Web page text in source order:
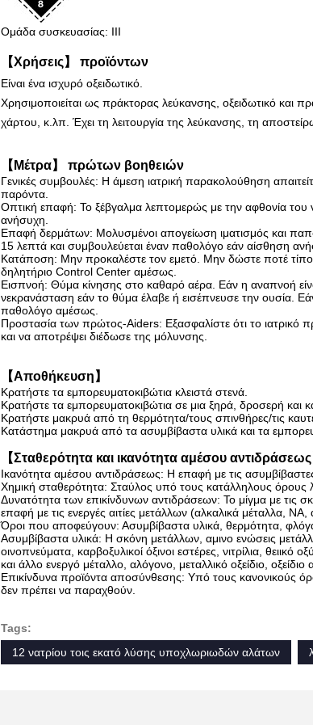
Ομάδα συσκευασίας: ΙΙΙ
【Χρήσεις】 προϊόντων
Είναι ένα ισχυρό οξειδωτικό.
Χρησιμοποιείται ως πράκτορας λεύκανσης, οξειδωτικό και
χάρτου, κ.λπ. Έχει τη λειτουργία της λεύκανσης, τη
【Μέτρα】 πρώτων βοηθειών
Γενικές συμβουλές: Η άμεση ιατρική παρακολούθηση
παρόντα.
Οπτική επαφή: Το ξέβγαλμα λεπτομερώς με την αφθονία του
ανήσυχη.
Επαφή δερμάτων: Μολυσμένοι απογείωση ιματισμός και
15 λεπτά και συμβουλεύεται έναν παθολόγο εάν αίσθηση
Κατάποση: Μην προκαλέστε τον εμετό. Μην δώστε ποτέ
δηλητήριο Control Center αμέσως.
Εισπνοή: Θύμα κίνησης στο καθαρό αέρα. Εάν η αναπνοή
νεκρανάσταση εάν το θύμα έλαβε ή εισέπνευσε την ουσία.
παθολόγο αμέσως.
Προστασία των πρώτος-Aiders: Εξασφαλίστε ότι το ιατρικό
και να αποτρέψει διέδωσε της μόλυνσης.
【Αποθήκευση】
Κρατήστε τα εμπορευματοκιβώτια κλειστά στενά.
Κρατήστε τα εμπορευματοκιβώτια σε μια ξηρά, δροσερή και
Κρατήστε μακρυά από τη θερμότητα/τους σπινθήρες/τις
Κατάστημα μακρυά από τα ασυμβίβαστα υλικά και τα
【Σταθερότητα και ικανότητα αμέσου αντιδράσεως
Ικανότητα αμέσου αντιδράσεως: Η επαφή με τις
Χημική σταθερότητα: Σταύλος υπό τους κατάλληλους όρους
Δυνατότητα των επικίνδυνων αντιδράσεων: Το μίγμα με τις
επαφή με τις ενεργές αιτίες μετάλλων (αλκαλικά μέταλλα,
Όροι που αποφεύγουν: Ασυμβίβαστα υλικά, θερμότητα,
Ασυμβίβαστα υλικά: Η σκόνη μετάλλων, αμινο ενώσεις
οινοπνεύματα, καρβοξυλικοί όξινοι εστέρες, νιτρίλια,
και άλλο ενεργό μέταλλο, αλόγονο, μεταλλικό οξείδιο,
Επικίνδυνα προϊόντα αποσύνθεσης: Υπό τους κανονικούς
δεν πρέπει να παραχθούν.
Tags:
12 νατρίου τοις εκατό λύσης υποχλωριωδών αλάτων